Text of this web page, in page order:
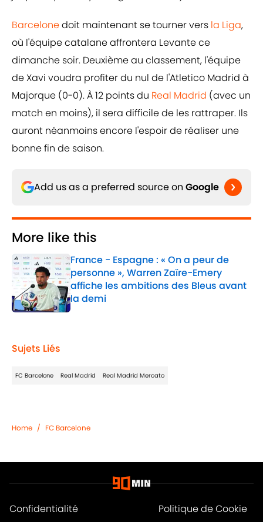
Barcelonedoit maintenant se tourner vers la Liga,
où l'équipe catalane affrontera Levante ce
dimanche soir. Deuxième au classement, l'équipe
de Xavi voudra profiter du nul de l'Atletico Madrid à
Majorque (0-0). À 12 points du Real Madrid (avec un
match en moins), il sera difficile de les rattraper. Ils
auront néanmoins encore l'espoir de réaliser une
bonne fin de saison.
Add us as a preferred source on Google
More like this
France - Espagne : « On a peur de
personne », Warren Zaïre-Emery
affiche les ambitions des Bleus avant
la demi
Published by on Invalid Date
Sujets Liés
FC Barcelone Real Madrid Real Madrid Mercato
Home / FC Barcelone
Confidentialité Politique de Cookie